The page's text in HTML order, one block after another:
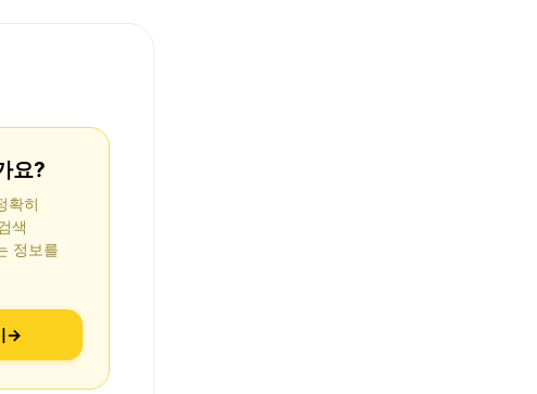
요?
확히
색
정보를
→